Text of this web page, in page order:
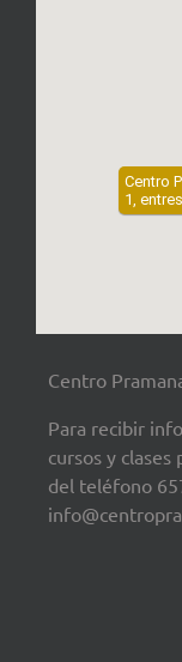
Centro
1,
Centro
Para recibir
cursos y
del teléfono